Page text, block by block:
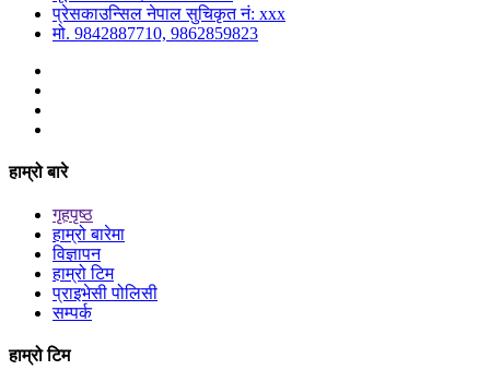
प्रेसकाउन्सिल नेपाल सुचिकृत नं: xxx
मो. 9842887710, 9862859823
हाम्रो बारे
गृहपृष्ठ
हाम्रो बारेमा
विज्ञापन
हाम्रो टिम
प्राइभेसी पोलिसी
सम्पर्क
हाम्रो टिम